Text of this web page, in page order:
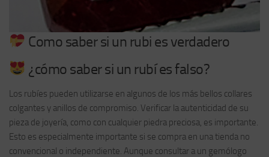
Como saber si un rubi es verdadero
¿cómo saber si un rubí es falso?
Los rubíes pueden utilizarse en algunos de los más bellos collares
colgantes y anillos de compromiso. Verificar la autenticidad de su
pieza de joyería, como con cualquier piedra preciosa, es importante.
Esto es especialmente importante si se compra en una tienda no
convencional o independiente. Aunque consultar a un gemólogo